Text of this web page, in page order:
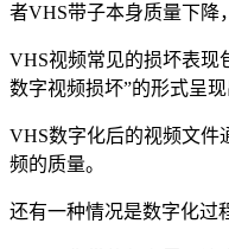
者VHS带子本身质量下降
VHS视频常见的损坏表
数字视频损坏”的形式呈现
VHS数字化后的视频文件
频的质量。
还有一种情况是数字化过